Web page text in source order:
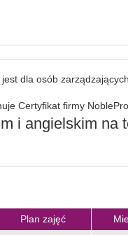
dla osób
Certyfikat firmy
i angielskim na
Plan zajęć